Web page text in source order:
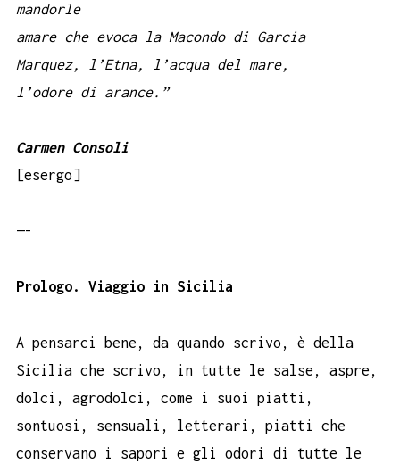
mandorle
amare che evoca la Macondo di Garcia
Marquez, l’Etna, l’acqua del mare,
l’odore di arance.”
Carmen Consoli
[esergo]
—-
Prologo. Viaggio in Sicilia
A pensarci bene, da quando scrivo, è della
Sicilia che scrivo, in tutte le salse, aspre,
dolci, agrodolci, come i suoi piatti,
sontuosi, sensuali, letterari, piatti che
conservano i sapori e gli odori di tutte le